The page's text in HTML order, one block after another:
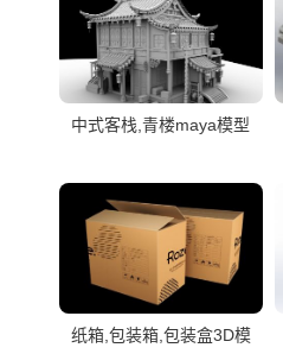
中式客栈,青楼maya模型
纸箱,包装箱,包装盒3D模